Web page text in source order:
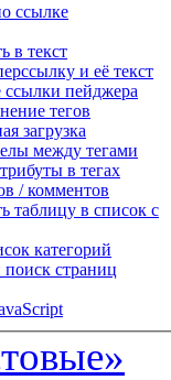
ссылке
в текст
и её текст
пейджера
тегов
загрузка
между тегами
в тегах
/ комментов
таблицу в список с
категорий
страниц